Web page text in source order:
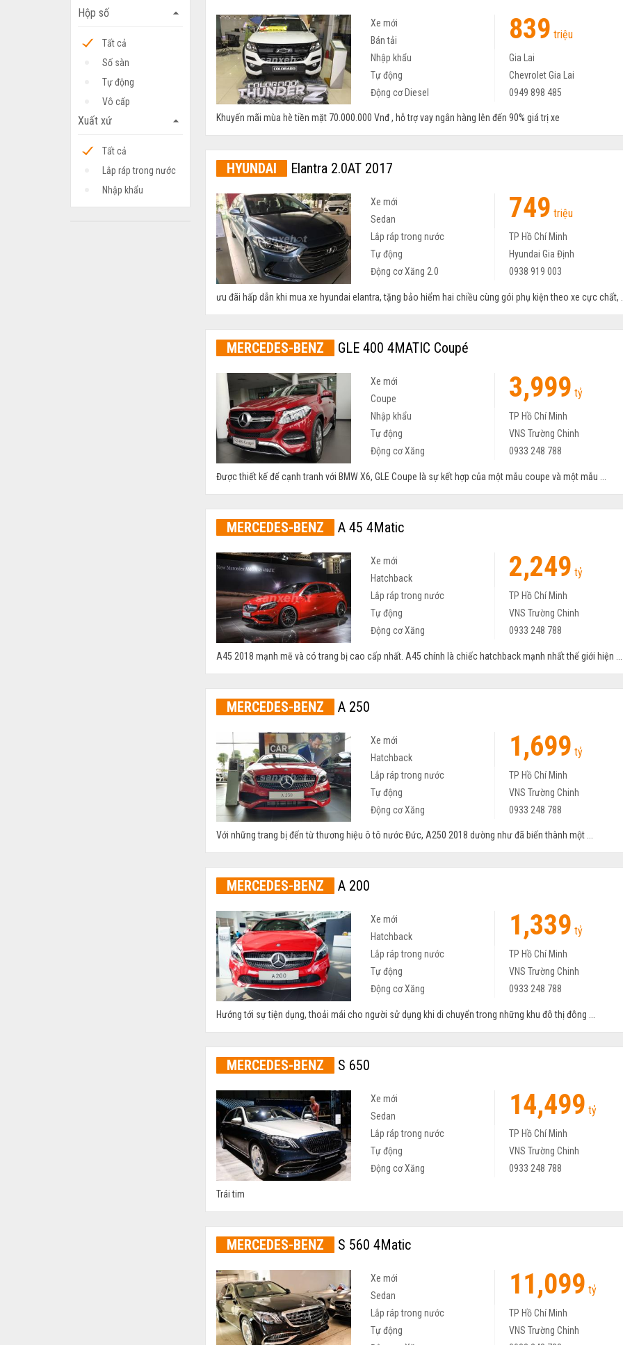
arrow_drop_up
Hộp số
Tất cả
Số sàn
Tự động
Vô cấp
arrow_drop_up
Xuất xứ
Tất cả
Lắp ráp trong nước
Nhập khẩu
Xe mới 839 triệu
Bán tải
Nhập khẩu
Gia Lai
Tự động
Chevrolet Gia Lai
Động cơ Diesel
0949 898 485
Khuyến mãi mùa hè tiền mặt 70.000.000 Vnđ , hỗ trợ vay ngân hàng lên đến 90% giá trị xe
HYUNDAI Elantra 2.0AT 2017
Xe mới 749 triệu
Sedan
Lắp ráp trong nước
TP Hồ Chí Minh
Tự động
Hyundai Gia Định
Động cơ Xăng 2.0
0938 919 003
ưu đãi hấp dẫn khi mua xe hyundai elantra, tặng bảo hiểm hai chiều cùng gói phụ kiện theo xe cực chất,
MERCEDES-BENZ GLE 400 4MATIC Coupé
Xe mới 3,999 tỷ
Coupe
Nhập khẩu
TP Hồ Chí Minh
Tự động
VNS Trường Chinh
Động cơ Xăng
0933 248 788
Được thiết kế để cạnh tranh với BMW X6, GLE Coupe là sự kết hợp của một mẫu coupe và một mẫu ...
MERCEDES-BENZ A 45 4Matic
Xe mới 2,249 tỷ
Hatchback
Lắp ráp trong nước
TP Hồ Chí Minh
Tự động
VNS Trường Chinh
Động cơ Xăng
0933 248 788
A45 2018 mạnh mẽ và có trang bị cao cấp nhất. A45 chính là chiếc hatchback mạnh nhất thế giới hiện ...
MERCEDES-BENZ A 250
Xe mới 1,699 tỷ
Hatchback
Lắp ráp trong nước
TP Hồ Chí Minh
Tự động
VNS Trường Chinh
Động cơ Xăng
0933 248 788
Với những trang bị đến từ thương hiệu ô tô nước Đức, A250 2018 dường như đã biến thành một ...
MERCEDES-BENZ A 200
Xe mới 1,339 tỷ
Hatchback
Lắp ráp trong nước
TP Hồ Chí Minh
Tự động
VNS Trường Chinh
Động cơ Xăng
0933 248 788
Hướng tới sự tiện dụng, thoải mái cho người sử dụng khi di chuyển trong những khu đô thị đông ...
MERCEDES-BENZ S 650
Xe mới 14,499 tỷ
Sedan
Lắp ráp trong nước
TP Hồ Chí Minh
Tự động
VNS Trường Chinh
Động cơ Xăng
0933 248 788
Trái tim
MERCEDES-BENZ S 560 4Matic
Xe mới 11,099 tỷ
Sedan
Lắp ráp trong nước
TP Hồ Chí Minh
Tự động
VNS Trường Chinh